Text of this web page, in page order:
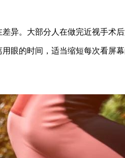
异。大部分人在做完近视手术
眼的时间，适当缩短每次看屏